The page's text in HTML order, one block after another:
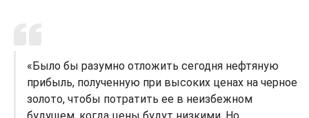
«Было бы разумно отложить сегодня нефтяную
прибыль, полученную при высоких ценах на черное
золото, чтобы потратить ее в неизбежном